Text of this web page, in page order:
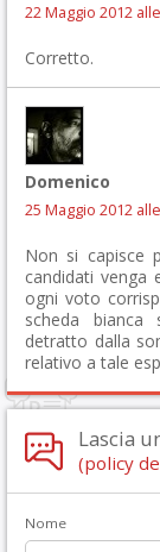
22 Maggio 2012
Corretto.
Domenico
25 Maggio 2012
Non si capisce
candidati venga
ogni voto
scheda bianca
detratto dalla
relativo a tale
Lascia
(policy
Nome